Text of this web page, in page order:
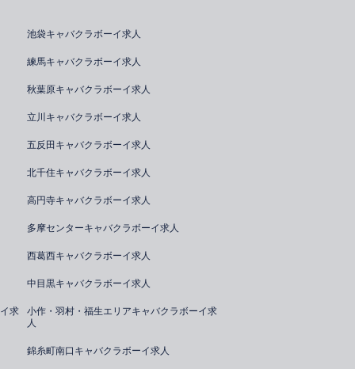
池袋キャバクラボーイ求人
練馬キャバクラボーイ求人
秋葉原キャバクラボーイ求人
立川キャバクラボーイ求人
五反田キャバクラボーイ求人
北千住キャバクラボーイ求人
高円寺キャバクラボーイ求人
多摩センターキャバクラボーイ求人
西葛西キャバクラボーイ求人
中目黒キャバクラボーイ求人
求
小作・羽村・福生エリアキャバクラボーイ求
人
錦糸町南口キャバクラボーイ求人